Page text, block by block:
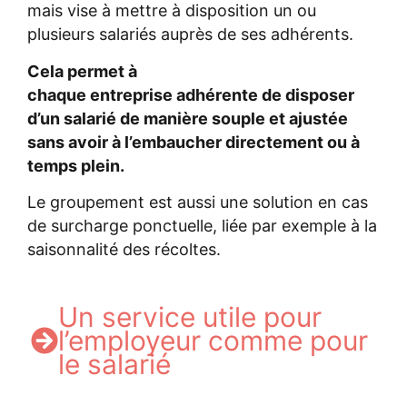
mais vise à mettre à disposition un ou
plusieurs salariés auprès de ses adhérents.
Cela permet à
chaque entreprise adhérente de disposer
d’un salarié de manière souple et ajustée
sans avoir à l’embaucher directement ou à
temps plein.
Le groupement est aussi une solution en cas
de surcharge ponctuelle, liée par exemple à la
saisonnalité des récoltes.
Un service utile pour
l’employeur comme pour
le salarié